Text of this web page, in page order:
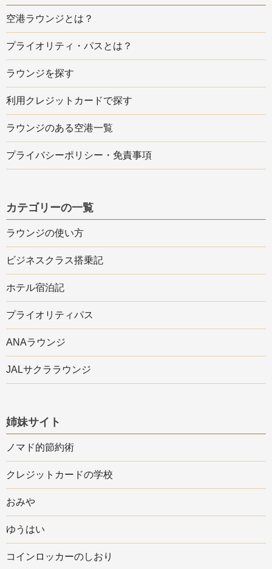
空港ラウンジとは？
プライオリティ・パスとは？
ラウンジを探す
利用クレジットカードで探す
ラウンジのある空港一覧
プライバシーポリシー・免責事項
カテゴリーの一覧
ラウンジの使い方
ビジネスクラス搭乗記
ホテル宿泊記
プライオリティパス
ANAラウンジ
JALサクララウンジ
姉妹サイト
ノマド的節約術
クレジットカードの学校
おみや
ゆうはい
コインロッカーのしおり